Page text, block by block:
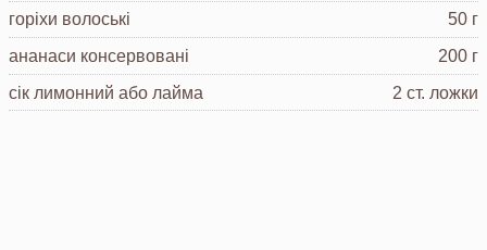
горіхи волоські
50 г
ананаси консервовані
200 г
сік лимонний або лайма 2 ст. ложки